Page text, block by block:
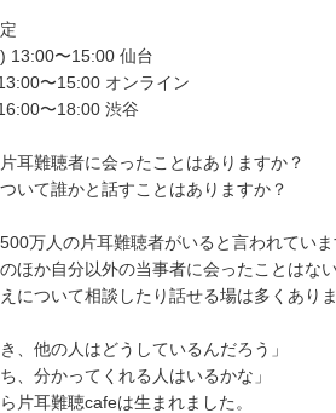
13:00〜15:00 仙台
〜15:00 オンライン
〜18:00 渋谷
耳難聴者に会ったことはありますか？
いて誰かと話すことはありますか？
万人の片耳難聴者がいると言われていま
ほか自分以外の当事者に会ったことはな
について相談したり話せる場は多くありま
き、他の人はどうしているんだろう」
ち、分かってくれる人はいるかな」
片耳難聴cafeは生まれました。